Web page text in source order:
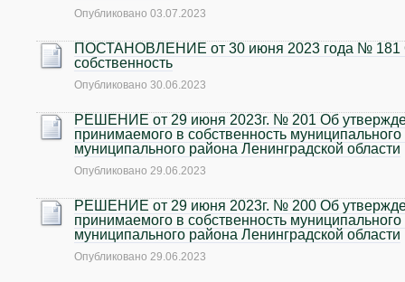
Опубликовано 03.07.2023
ПОСТАНОВЛЕНИЕ от 30 июня 2023 года № 181
собственность
Опубликовано 30.06.2023
РЕШЕНИЕ от 29 июня 2023г. № 201 Об
принимаемого в собственность
муниципального района Ленинградской области
Опубликовано 29.06.2023
РЕШЕНИЕ от 29 июня 2023г. № 200 Об
принимаемого в собственность
муниципального района Ленинградской области
Опубликовано 29.06.2023